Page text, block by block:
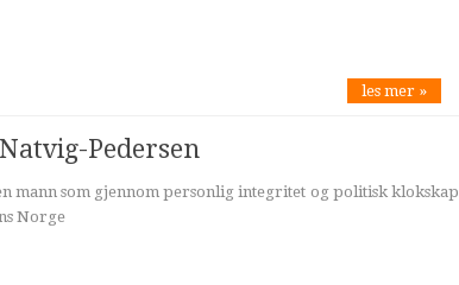
les mer »
Pedersen
mann som gjennom personlig integritet og politisk klokskap
Norge